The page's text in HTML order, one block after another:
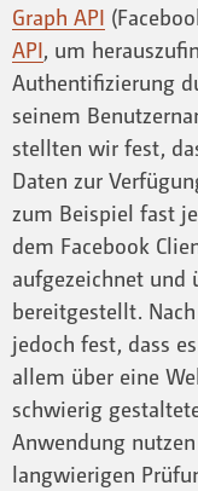
Graph API
API, um
Authentifizierung
seinem
stellten wir fest,
Daten zur
zum Beispiel fast
dem Facebook
aufgezeichnet und
bereitgestellt.
jedoch fest, dass
allem über eine
schwierig
Anwendung
langwierigen